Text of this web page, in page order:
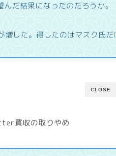
だ結果になったのだろうか。
増した。得したのはマスク氏だ
CLOSE
買収の取りやめ